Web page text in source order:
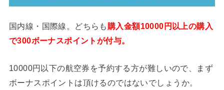
国内線・国際線。どちらも 購入金額10000円以上の購入
で300ボーナスポイントが付与。
10000円以下の航空券を予約する方が難しいので、まず
ボーナスポイントは頂けるのではないでしょうか。